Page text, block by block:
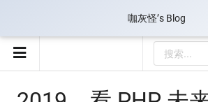
咖灰怪’s Blog